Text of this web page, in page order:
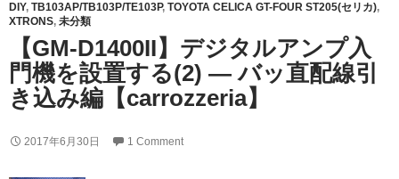
DIY, TB103AP/TB103P/TE103P, TOYOTA CELICA GT-FOUR ST205(セリカ),
XTRONS, 未分類
【GM-D1400II】デジタルアンプ入
門機を設置する(2) ― バッ直配線引
き込み編【carrozzeria】
2017年6月30日 1 Comment